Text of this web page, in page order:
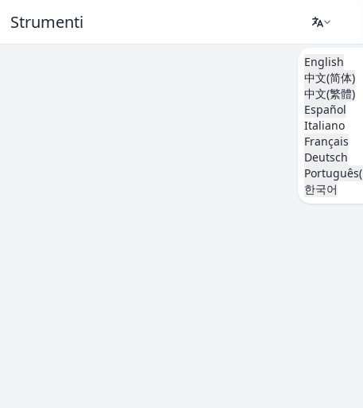
Strumenti
English
中文(简体)
中文(繁體)
Español
Italiano
Français
Deutsch
한국어